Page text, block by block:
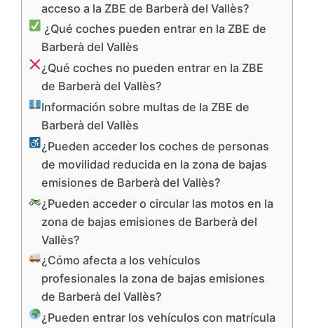
acceso a la ZBE de Barberà del Vallès?
¿Qué coches pueden entrar en la ZBE de
Barberà del Vallès
¿Qué coches no pueden entrar en la ZBE
de Barberà del Vallès?
Información sobre multas de la ZBE de
Barberà del Vallès
¿Pueden acceder los coches de personas
de movilidad reducida en la zona de bajas
emisiones de Barberà del Vallès?
¿Pueden acceder o circular las motos en la
zona de bajas emisiones de Barberà del
Vallès?
¿Cómo afecta a los vehículos
profesionales la zona de bajas emisiones
de Barberà del Vallès?
¿Pueden entrar los vehículos con matrícula